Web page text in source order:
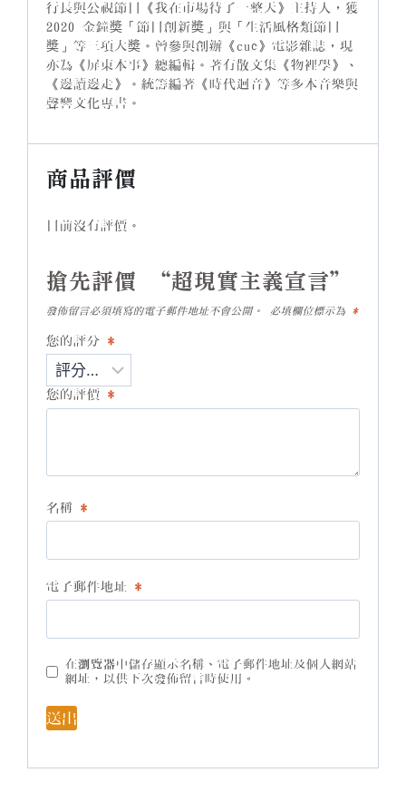
行長與公視節目《我在市場待了一整天》主持人，獲
2020 金鐘奬「節目創新奬」與「生活風格類節目
奬」等三項大奬。曾參與創辦《cue》電影雜誌，現
亦為《屏東本事》總編輯。著有散文集《物裡學》、
《邊讀邊走》。統籌編著《時代迴音》等多本音樂與
聲響文化專書。
商品評價
目前沒有評價。
搶先評價 “超現實主義宣言”
發佈留言必須填寫的電子郵件地址不會公開。 必填欄位標示為 *
您的評分 *
您的評價 *
名稱 *
電子郵件地址 *
在瀏覽器中儲存顯示名稱、電子郵件地址及個人網站
網址，以供下次發佈留言時使用。